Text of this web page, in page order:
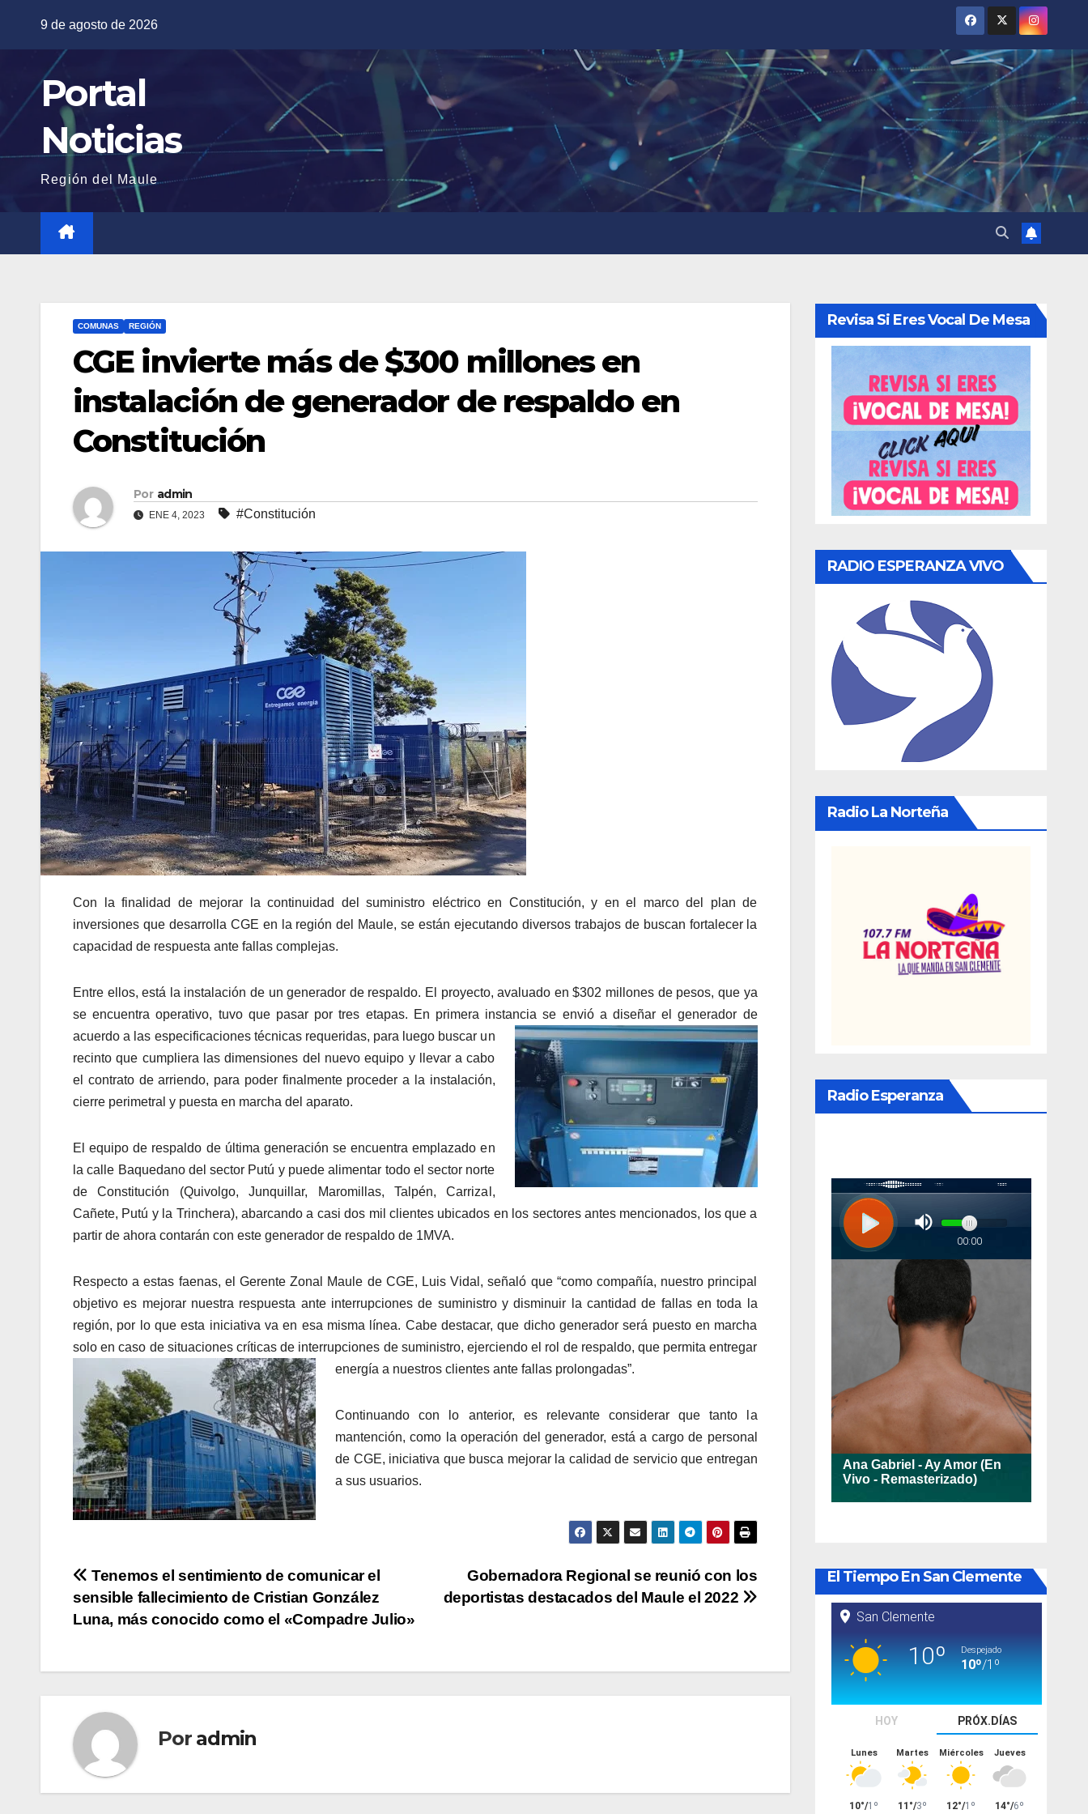
contenido
9 de agosto de 2026
Portal
Noticias
Región del Maule
COMUNAS REGIÓN
CGE invierte más de $300 millones en
instalación de generador de respaldo en
Constitución
Por admin
ENE 4, 2023 #Constitución
Con la finalidad de mejorar la continuidad del suministro eléctrico en Constitución, y en el marco del plan de
inversiones que desarrolla CGE en la región del Maule, se están ejecutando diversos trabajos de buscan fortalecer la
capacidad de respuesta ante fallas complejas.
Entre ellos, está la instalación de un generador de respaldo. El proyecto, avaluado en $302 millones de pesos, que ya
se encuentra operativo, tuvo que pasar por tres etapas. En primera instancia se envió a diseñar el generador de
acuerdo a las especificaciones técnicas requeridas, para luego buscar un
recinto que cumpliera las dimensiones del nuevo equipo y llevar a cabo
el contrato de arriendo, para poder finalmente proceder a la instalación,
cierre perimetral y puesta en marcha del aparato.
El equipo de respaldo de última generación se encuentra emplazado en
la calle Baquedano del sector Putú y puede alimentar todo el sector norte
de Constitución (Quivolgo, Junquillar, Maromillas, Talpén, Carrizal,
Cañete, Putú y la Trinchera), abarcando a casi dos mil clientes ubicados en los sectores antes mencionados, los que a
partir de ahora contarán con este generador de respaldo de 1MVA.
Respecto a estas faenas, el Gerente Zonal Maule de CGE, Luis Vidal, señaló que “como compañía, nuestro principal
objetivo es mejorar nuestra respuesta ante interrupciones de suministro y disminuir la cantidad de fallas en toda la
región, por lo que esta iniciativa va en esa misma línea. Cabe destacar, que dicho generador será puesto en marcha
solo en caso de situaciones críticas de interrupciones de suministro, ejerciendo el rol de respaldo, que permita entregar
energía a nuestros clientes ante fallas prolongadas”.
Continuando con lo anterior, es relevante considerar que tanto la
mantención, como la operación del generador, está a cargo de personal
de CGE, iniciativa que busca mejorar la calidad de servicio que entregan
a sus usuarios.
Navegación
de
Gobernadora Regional se reunió con los
deportistas destacados del Maule el 2022
Tenemos el sentimiento de comunicar el
sensible fallecimiento de Cristian González
Luna, más conocido como el «Compadre Julio»
Por admin
Revisa Si Eres Vocal De Mesa
RADIO ESPERANZA VIVO
Radio La Norteña
Radio Esperanza
El Tiempo En San Clemente